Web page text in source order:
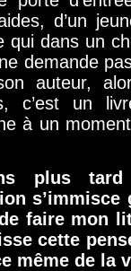
d’un
qui dans un
demande
auteur,
c’est un
à un
plus
s’immisce
faire mon
cette
même de